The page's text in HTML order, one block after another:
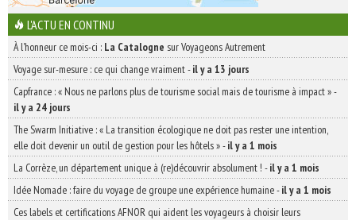
L'ACTU EN CONTINU
À l'honneur ce mois-ci : La Catalogne sur Voyageons Autrement
Voyage sur-mesure : ce qui change vraiment-il y a 13 jours
Capfrance : « Nous ne parlons plus de tourisme social mais de tourisme à impact »-
il y a 24 jours
The Swarm Initiative : « La transition écologique ne doit pas rester une intention,
elle doit devenir un outil de gestion pour les hôtels »-il y a 1 mois
La Corrèze, un département unique à (re)découvrir absolument ! -il y a 1 mois
Idée Nomade : faire du voyage de groupe une expérience humaine-il y a 1 mois
Ces labels et certifications AFNOR qui aident les voyageurs à choisir leurs